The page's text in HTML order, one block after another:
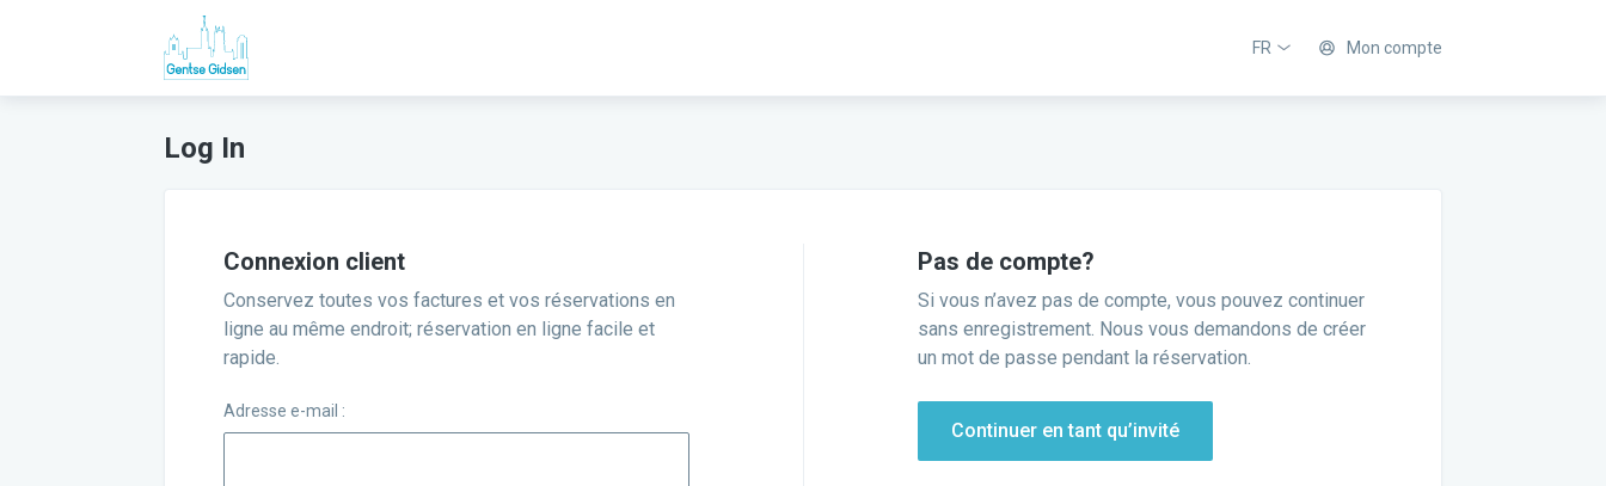
FR Mon compte
Log In
Connexion client
Conservez toutes vos factures et vos réservations en
ligne au même endroit; réservation en ligne facile et
rapide.
Adresse e-mail :
Pas de compte?
Si vous n’avez pas de compte, vous pouvez continuer
sans enregistrement. Nous vous demandons de créer
un mot de passe pendant la réservation.
Continuer en tant qu’invité